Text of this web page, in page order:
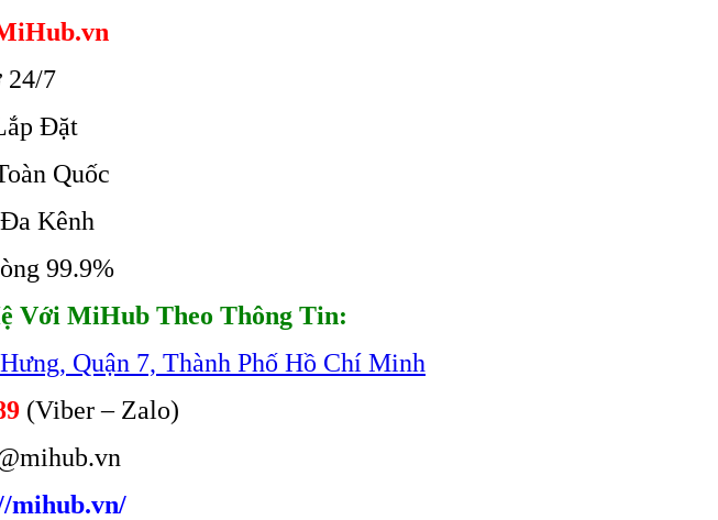
24/7
Đặt
Quốc
Kênh
99.9%
Với MiHub Theo Thông Tin:
Quận 7, Thành Phố Hồ Chí Minh
(Viber – Zalo)
mihub.vn/